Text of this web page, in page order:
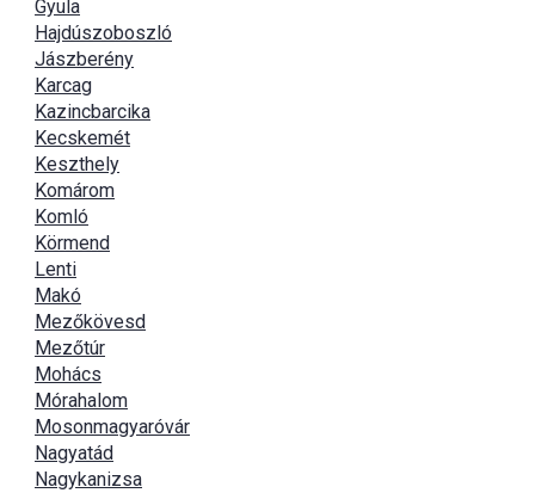
Gyula
Hajdúszoboszló
Jászberény
Karcag
Kazincbarcika
Kecskemét
Keszthely
Komárom
Komló
Körmend
Lenti
Makó
Mezőkövesd
Mezőtúr
Mohács
Mórahalom
Mosonmagyaróvár
Nagyatád
Nagykanizsa